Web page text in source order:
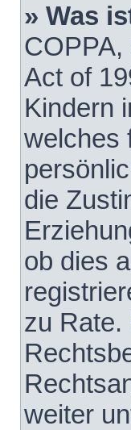
» Was
Act of
Kindern
welches
die
ob dies
zu Rate.
weiter